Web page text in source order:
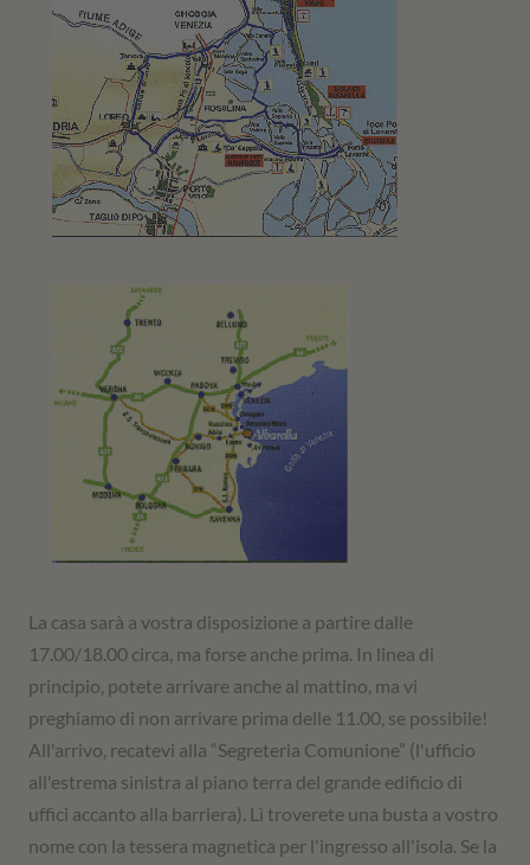
La casa sarà a vostra disposizione a partire dalle
17.00/18.00 circa, ma forse anche prima. In linea di
principio, potete arrivare anche al mattino, ma vi
preghiamo di non arrivare prima delle 11.00, se possibile!
All'arrivo, recatevi alla “Segreteria Comunione” (l'ufficio
all'estrema sinistra al piano terra del grande edificio di
uffici accanto alla barriera). Lì troverete una busta a vostro
nome con la tessera magnetica per l'ingresso all'isola. Se la